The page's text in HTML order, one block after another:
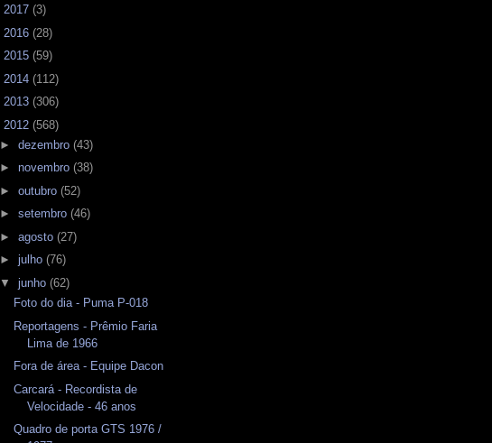
2017 (3)
2016 (28)
2015 (59)
2014 (112)
2013 (306)
2012 (568)
► dezembro (43)
► novembro (38)
► outubro (52)
► setembro (46)
► agosto (27)
► julho (76)
▼ junho (62)
Foto do dia - Puma P-018
Reportagens - Prêmio Faria
Lima de 1966
Fora de área - Equipe Dacon
Carcará - Recordista de
Velocidade - 46 anos
Quadro de porta GTS 1976 /